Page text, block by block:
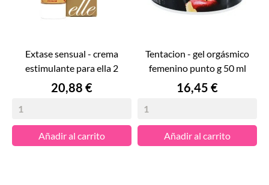
extase sensual - crema
estimulante para ella 2
Precio
20,88 €
Añadir al carrito
tentacion - gel orgásmico
femenino punto g 50 ml
Precio
16,45 €
Añadir al carrito